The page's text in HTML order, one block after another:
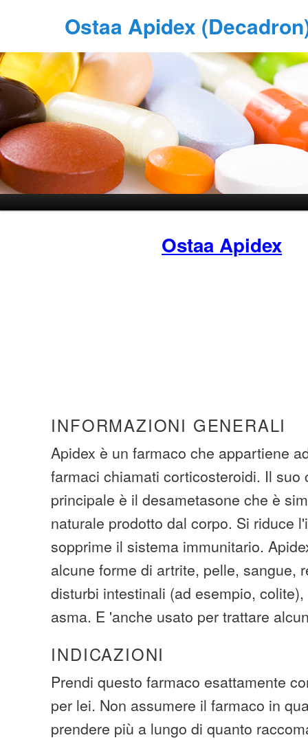
Ostaa Apidex
Ostaa Apidex
INFORMAZIONI GENERALI
Apidex è un farmaco che appartiene
farmaci chiamati corticosteroidi. Il suo
principale è il desametasone che è
naturale prodotto dal corpo. Si riduce
sopprime il sistema immunitario.
alcune forme di artrite, pelle, sangue,
disturbi intestinali (ad esempio,
asma. E 'anche usato per trattare
INDICAZIONI
Prendi questo farmaco esattamente
per lei. Non assumere il farmaco in
prendere più a lungo di quanto